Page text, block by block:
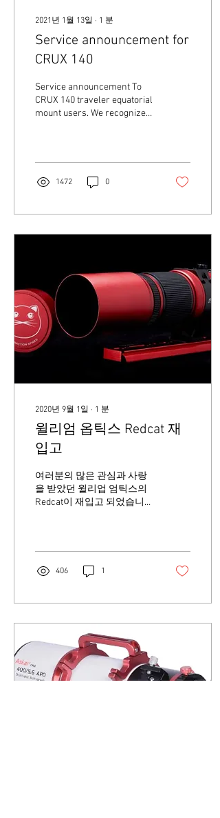
2021년 1월 13일 ∙ 1 분
Service announcement for
CRUX 140
Service announcement To
CRUX 140 traveler equatorial
mount users. We recognized
1472 0
2020년 9월 1일 ∙ 1 분
윌리엄 옵틱스 Redcat 재
입고
여러분의 많은 관심과 사랑
을 받았던 윌리업 엄틱스의
Redcat이 재입고 되었습니
406 1